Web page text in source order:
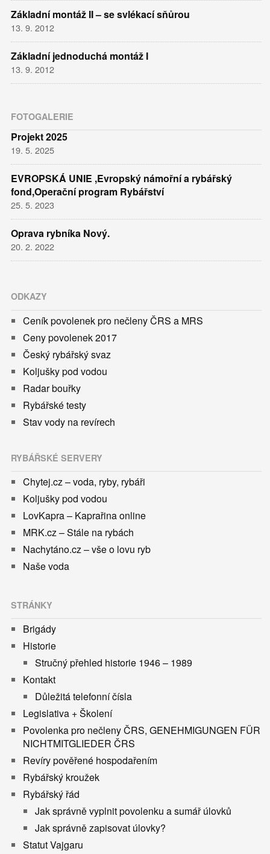
Základní montáž II – se svlékací sňůrou
13. 9. 2012
Základní jednoduchá montáž I
13. 9. 2012
FOTOGALERIE
Projekt 2025
19. 5. 2025
EVROPSKÁ UNIE ,Evropský námořní a rybářský
fond,Operační program Rybářství
25. 5. 2023
Oprava rybníka Nový.
20. 2. 2022
ODKAZY
Ceník povolenek pro nečleny ČRS a MRS
Ceny povolenek 2017
Český rybářský svaz
Koljušky pod vodou
Radar bouřky
Rybářské testy
Stav vody na revírech
RYBÁŘSKÉ SERVERY
Chytej.cz – voda, ryby, rybáři
Koljušky pod vodou
LovKapra – Kaprařina online
MRK.cz – Stále na rybách
Nachytáno.cz – vše o lovu ryb
Naše voda
STRÁNKY
Brigády
Historie
Stručný přehled historie 1946 – 1989
Kontakt
Důležitá telefonní čísla
Legislativa + Školení
Povolenka pro nečleny ČRS, GENEHMIGUNGEN FÜR
NICHTMITGLIEDER ČRS
Revíry pověřené hospodařením
Rybářský kroužek
Rybářský řád
Jak správně vyplnit povolenku a sumář úlovků
Jak správně zapisovat úlovky?
Statut Vajgaru